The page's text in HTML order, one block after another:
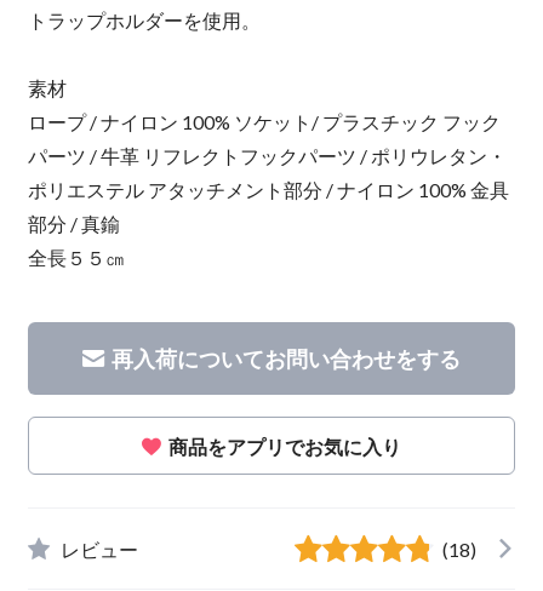
トラップホルダーを使用。
素材
ロープ / ナイロン 100% ソケット/ プラスチック フック
パーツ / 牛革 リフレクトフックパーツ / ポリウレタン・
ポリエステル アタッチメント部分 / ナイロン 100% 金具
部分 / 真鍮
全長５５㎝
再入荷についてお問い合わせをする
商品をアプリでお気に入り
レビュー (18)